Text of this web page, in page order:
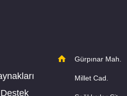
Gürpınar Mah.
Millet Cad.